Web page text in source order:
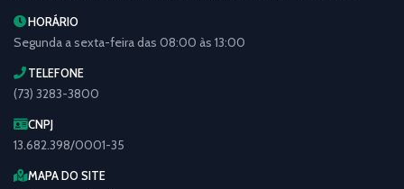
HORÁRIO
Segunda a sexta-feira das 08:00 às 13:00
TELEFONE
(73) 3283-3800
CNPJ
13.682.398/0001-35
MAPA DO SITE